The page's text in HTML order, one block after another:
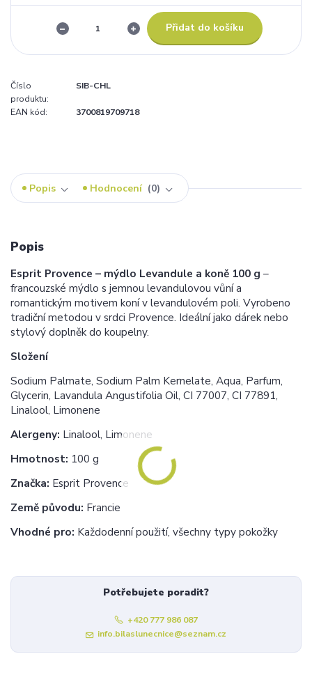
Přidat do košíku
Číslo
produktu:
SIB-CHL
EAN kód: 3700819709718
Popis Hodnocení 0
Popis
Esprit Provence – mýdlo Levandule a koně 100 g –
francouzské mýdlo s jemnou levandulovou vůní a
romantickým motivem koní v levandulovém poli. Vyrobeno
tradiční metodou v srdci Provence. Ideální jako dárek nebo
stylový doplněk do koupelny.
Složení
Sodium Palmate, Sodium Palm Kernelate, Aqua, Parfum,
Glycerin, Lavandula Angustifolia Oil, CI 77007, CI 77891,
Linalool, Limonene
Alergeny: Linalool, Limonene
Hmotnost: 100 g
Značka: Esprit Provence
Země původu: Francie
Vhodné pro: Každodenní použití, všechny typy pokožky
Potřebujete poradit?
+420 777 986 087
info.bilaslunecnice@seznam.cz